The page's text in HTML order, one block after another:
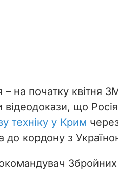
– на початку квітня
відеодокази, що
техніку у Крим
до кордону з
Збройних